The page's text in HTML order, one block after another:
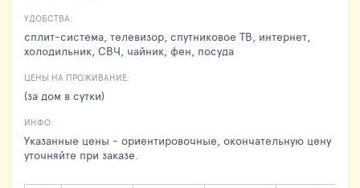
УДОБСТВА:
сплит-система, телевизор, спутниковое ТВ, интернет,
холодильник, СВЧ, чайник, фен, посуда
ЦЕНЫ НА ПРОЖИВАНИЕ:
(за дом в сутки)
ИНФО:
Указанные цены - ориентировочные, окончательную цену
уточняйте при заказе.